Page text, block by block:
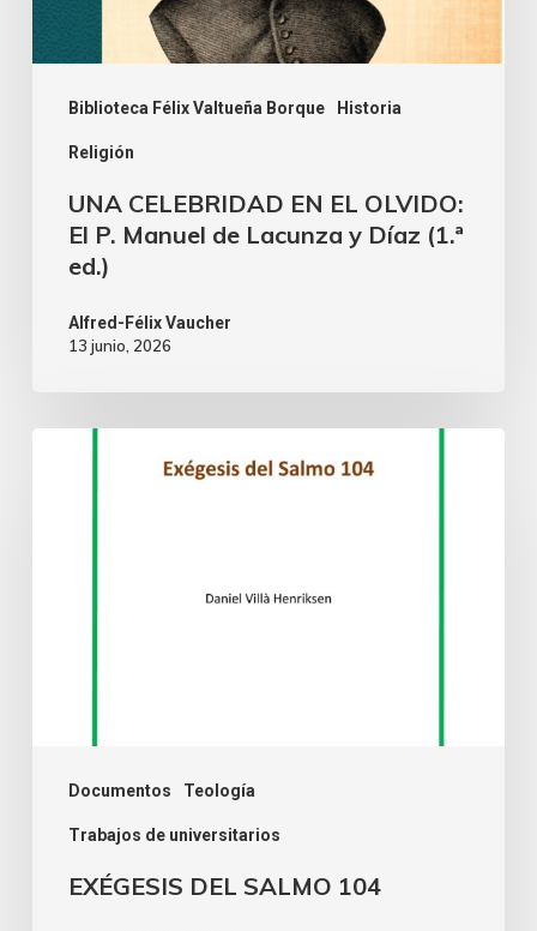
Biblioteca Félix Valtueña Borque Historia
Religión
UNA CELEBRIDAD EN EL OLVIDO:
El P. Manuel de Lacunza y Díaz (1.ª
ed.)
Alfred-Félix Vaucher
13 junio, 2026
Documentos Teología
Trabajos de universitarios
EXÉGESIS DEL SALMO 104